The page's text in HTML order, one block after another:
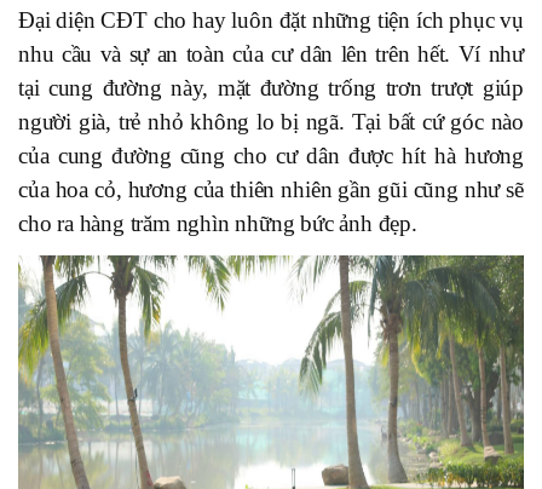
Đại diện CĐT cho hay luôn đặt những tiện ích phục vụ
nhu cầu và sự an toàn của cư dân lên trên hết. Ví như
tại cung đường này, mặt đường trống trơn trượt giúp
người già, trẻ nhỏ không lo bị ngã. Tại bất cứ góc nào
của cung đường cũng cho cư dân được hít hà hương
của hoa cỏ, hương của thiên nhiên gần gũi cũng như sẽ
cho ra hàng trăm nghìn những bức ảnh đẹp.